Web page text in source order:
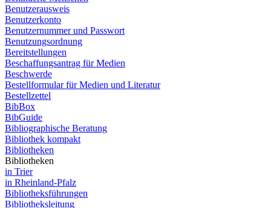
Benutzerausweis
Benutzerkonto
Benutzernummer und Passwort
Benutzungsordnung
Bereitstellungen
Beschaffungsantrag für Medien
Beschwerde
Bestellformular für Medien und Literatur
Bestellzettel
BibBox
BibGuide
Bibliographische Beratung
Bibliothek kompakt
Bibliotheken
Bibliotheken
in Trier
in Rheinland-Pfalz
Bibliotheksführungen
Bibliotheksleitung